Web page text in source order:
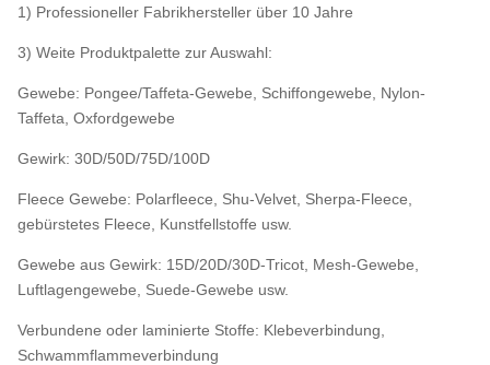
1) Professioneller Fabrikhersteller über 10 Jahre
3) Weite Produktpalette zur Auswahl:
Gewebe: Pongee/Taffeta-Gewebe, Schiffongewebe, Nylon-
Taffeta, Oxfordgewebe
Gewirk: 30D/50D/75D/100D
Fleece Gewebe: Polarfleece, Shu-Velvet, Sherpa-Fleece,
gebürstetes Fleece, Kunstfellstoffe usw.
Gewebe aus Gewirk: 15D/20D/30D-Tricot, Mesh-Gewebe,
Luftlagengewebe, Suede-Gewebe usw.
Verbundene oder laminierte Stoffe: Klebeverbindung,
Schwammflammeverbindung